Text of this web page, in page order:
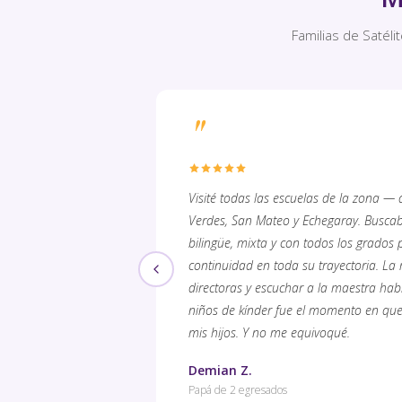
Familias de
"
Visité todas las escuelas de la zona —
Verdes, San Mateo y Echegaray.
bilingüe, mixta y con todos los grados
continuidad en toda su trayectoria. La
directoras y escuchar a la maestra
niños de kínder fue el momento en
mis hijos. Y no me equivoqué.
Demian Z.
Papá de 2 egresados